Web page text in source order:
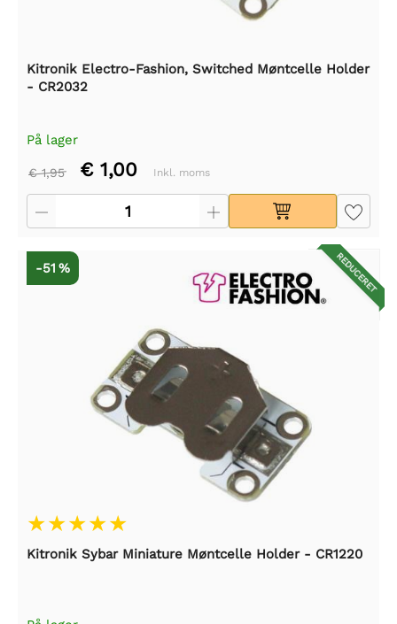
Kitronik Electro-Fashion, Switched Møntcelle Holder
- CR2032
På lager
€ 1,95 € 1,00 Inkl. moms
REDUCERET
-51 %
Kitronik Sybar Miniature Møntcelle Holder - CR1220